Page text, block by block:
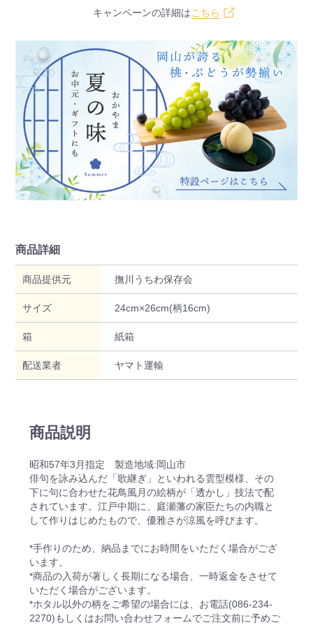
キャンペーンの詳細はこちら
商品詳細
商品提供元 撫川うちわ保存会
サイズ 24cm×26cm(柄16cm)
箱 紙箱
配送業者 ヤマト運輸
商品説明
昭和57年3月指定 製造地域:岡山市
俳句を詠み込んだ「歌継ぎ」といわれる雲型模様、その
下に句に合わせた花鳥風月の絵柄が「透かし」技法で配
されています。江戸中期に、庭瀬藩の家臣たちの内職と
して作りはじめたもので、優雅さが涼風を呼びます。
*手作りのため、納品までにお時間をいただく場合がござ
います。
*商品の入荷が著しく長期になる場合、一時返金をさせて
いただく場合がございます。
*ホタル以外の柄をご希望の場合には、お電話(086-234-
2270)もしくはお問い合わせフォームでご注文前に予めご